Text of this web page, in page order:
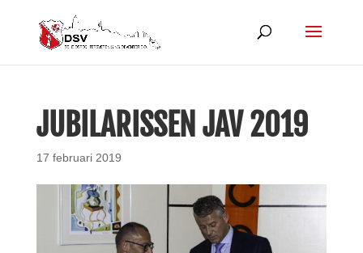
JUBILARISSEN JAV 2019
17 februari 2019